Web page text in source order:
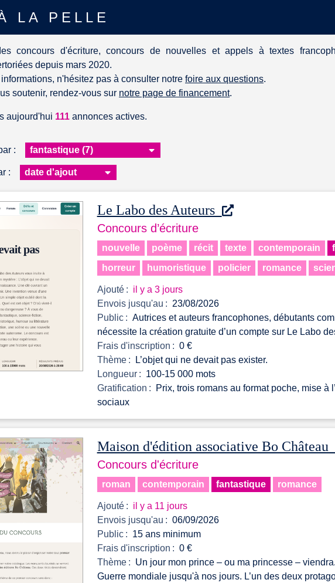
LA PELLE
concours d'écriture, concours de nouvelles et appels à textes
depuis mars 2020.
n'hésitez pas à consulter notre foire aux questions.
soutenir, rendez-vous sur notre page de financement.
aujourd'hui 111 annonces actives.
:
:
Le Labo des Auteurs
Concours d’écriture
nouvelle poème récit texte contemporain
horreur
humoristique policier romance
Ajouté : il y a 3 jours
Envois jusqu'au : 23/08/2026
Public : Autrices et auteurs francophones, débutants
nécessite la création gratuite d’un compte sur Le Labo
Frais d'inscription : 0 €
Thème : L’objet qui ne devait pas exister.
Longueur : 100-15 000 mots
Gratification : Prix, trois romans au format poche, mise à
sociaux
Maison d'édition associative Bo Château
Concours d'écriture
roman contemporain fantastique romance
Ajouté : il y a 11 jours
Envois jusqu'au : 06/09/2026
Public : 15 ans minimum
Frais d'inscription : 0 €
Thème : Un jour mon prince – ou ma princesse –
Guerre mondiale jusqu'à nos jours. L’un des deux